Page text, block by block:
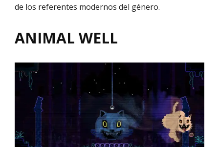
de los referentes modernos del género.
ANIMAL WELL